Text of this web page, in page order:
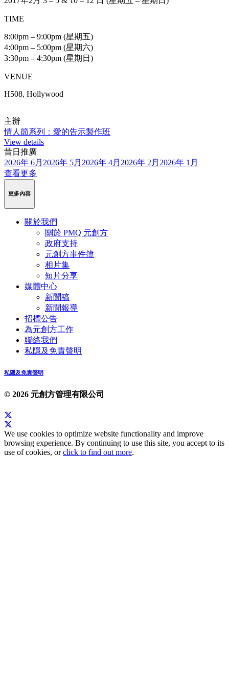
TIME
8:00pm – 9:00pm (星期五)
4:00pm – 5:00pm (星期六)
3:30pm – 4:30pm (星期日)
VENUE
H508, Hollywood
主辦
情人節系列：愛的告示製作班
View details
昔日推廣
2026年 6月 2026年 5月 2026年 4月 2026年 2月 2026年 1月
查看更多
更多內容
關於我們
關於 PMQ 元創方
政府支持
元創方事件簿
相片集
短片分享
媒體中心
新聞稿
新聞報導
招標公告
為元創方工作
聯絡我們
私隱及免責聲明
私隱及免責聲明
© 2026 元創方管理有限公司
We use cookies to optimize website functionality and improve
browsing experience. By continuing to use this site, you accept to its
use of cookies, orclick to find out more.